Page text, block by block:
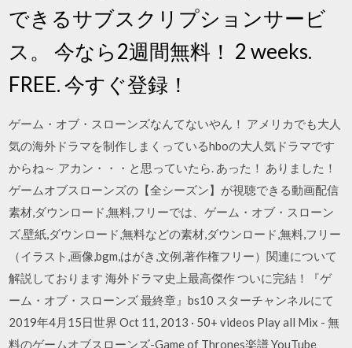
できるサブスクリプションサービ
ス。 今なら2週間無料！ 2 weeks.
FREE. 今すぐ登録！
ゲーム・オブ・スローンズなんてないやん！ アメリカでも大人
気の海外ドラマを制作しまくっているhboの大人気ドラマです
からね～ アカン・・・と思っていたら. あった！ ありました！
ゲームオブスローンズの【全シーズン】が視聴できる動画配信
素材,ダウンロード,無料,フリーでは、ゲーム・オブ・スローン
ズ,壁紙,ダウンロード,無料などの素材,ダウンロード,無料,フリー
（イラスト,画像,bgm,はがき,文例,著作権フリー）関連について
解説しております 海外ドラマ史上最高傑作 ついに完結！『ゲ
ーム・オブ・スローンズ 最終章』bs10 スターチャンネルにて
2019年4月15日世界 Oct 11, 2013 · 50+ videos Play all Mix - 無
料のゲームオブスローンズ-Game of Thrones楽譜 YouTube